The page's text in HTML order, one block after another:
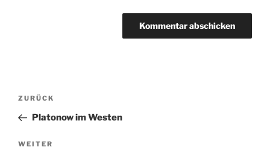
Beitragsnavigation
Vorheriger
Beitrag
ZURÜCK
Platonow im Westen
Nächster
WEITER